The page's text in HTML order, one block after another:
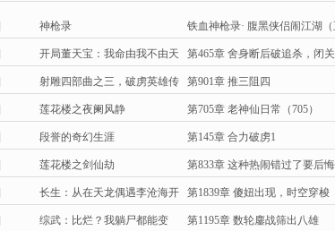
神枪录 铁血神枪录· 腹黑侠侣闹江湖（
开局董天宝：我命由我不由天 第465章 舍身断后破追杀，闭
射雕四部曲之三，破虏英雄传 第901章 推三阻四
莲花楼之夜阑风静 第705章 老神仙日常（705）
段誉的奇幻生涯 第145章 合力破虏1
莲花楼之剑仙劫 第833章 这种热闹错过了要后
长生：从在天龙偶遇李沧海开
始
第1839章 傻妞出现，时空穿梭
综武：比烂？我躺尸都能变
第1195章 数轮鏖战筛出八雄